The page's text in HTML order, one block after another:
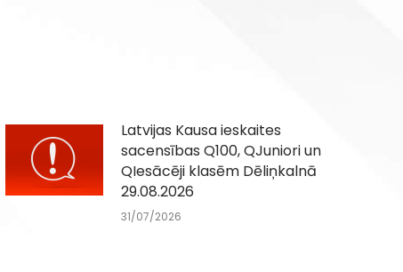
Latvijas Kausa ieskaites
sacensības Q100, QJuniori un
QIesācēji klasēm Dēliņkalnā
29.08.2026
31/07/2026